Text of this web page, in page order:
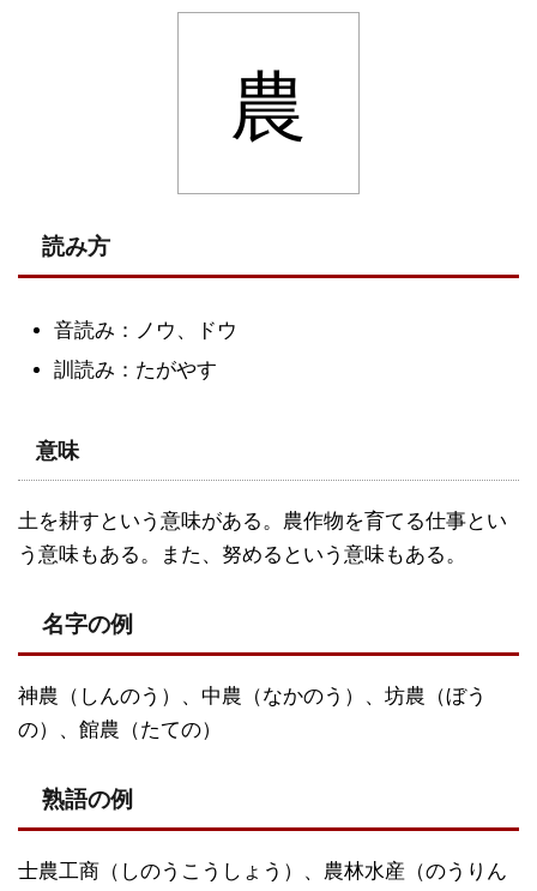
農
読み方
音読み：ノウ、ドウ
訓読み：たがやす
意味
土を耕すという意味がある。農作物を育てる仕事とい
う意味もある。また、努めるという意味もある。
名字の例
神農（しんのう）、中農（なかのう）、坊農（ぼう
の）、館農（たての）
熟語の例
士農工商（しのうこうしょう）、農林水産（のうりん